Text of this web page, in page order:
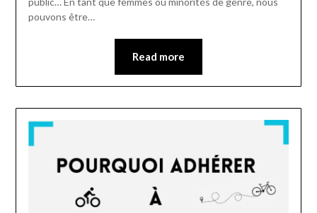
pouvons être…
Read more